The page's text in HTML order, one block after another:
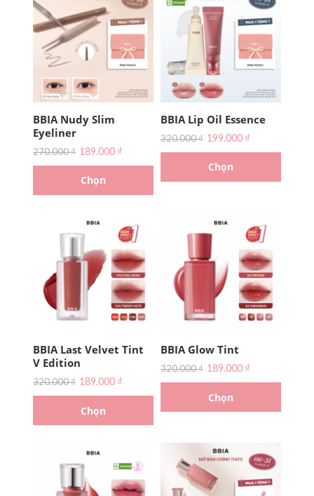
BBIA Nudy Slim
Eyeliner
270.000₫ 189.000 ₫
Chọn
BBIA Lip Oil Essence
320.000₫ 199.000 ₫
Chọn
BBIA Last Velvet Tint
V Edition
320.000₫ 189.000 ₫
Chọn
BBIA Glow Tint
320.000₫ 189.000 ₫
Chọn